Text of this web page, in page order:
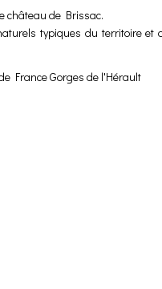
château de Brissac.
typiques du territoire
France Gorges de l'Hérault